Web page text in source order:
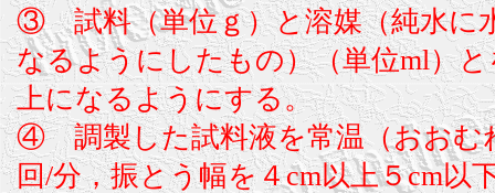
③ 試料（単位ｇ）と溶媒（純水に
なるようにしたもの）（単位ml）
上になるようにする。
④ 調製した試料液を常温（おおむ
回/分，振とう幅を４cm以上５cm